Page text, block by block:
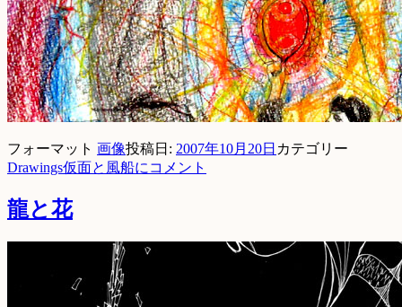
フォーマット 画像投稿日: 2007年10月20日 カテゴリー
Drawings仮面と風船に コメント
龍と花